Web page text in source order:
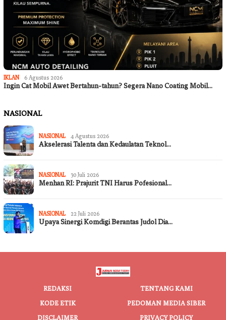
IKLAN 6 Agustus 2026
Ingin Cat Mobil Awet Bertahun-tahun? Segera Nano Coating Mobil…
NASIONAL
NASIONAL 4 Agustus 2026
Akselerasi Talenta dan Kedaulatan Teknol…
NASIONAL 30 Juli 2026
Menhan RI: Prajurit TNI Harus Pofesional…
NASIONAL 22 Juli 2026
Upaya Sinergi Komdigi Berantas Judol Dia…
REDAKSI
TENTANG KAMI
KODE ETIK
PEDOMAN MEDIA SIBER
DISCLAIMER
PRIVACY POLICY